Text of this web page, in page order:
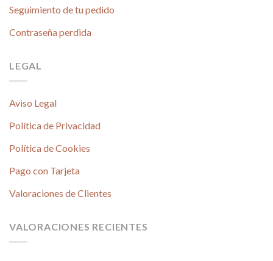
Seguimiento de tu pedido
Contraseña perdida
LEGAL
Aviso Legal
Política de Privacidad
Política de Cookies
Pago con Tarjeta
Valoraciones de Clientes
VALORACIONES RECIENTES